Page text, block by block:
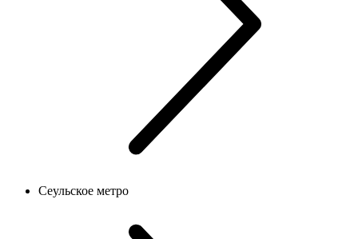
Сеульское метро